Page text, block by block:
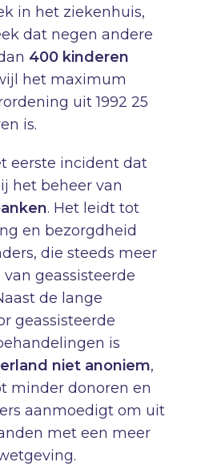
in het ziekenhuis,
dat negen andere
400 kinderen
het maximum
uit 1992 25
is.
eerste incident dat
het beheer van
. Het leidt tot
en bezorgdheid
die steeds meer
geassisteerde
de lange
geassisteerde
is
niet anoniem,
minder donoren en
aanmoedigt om uit
met een meer